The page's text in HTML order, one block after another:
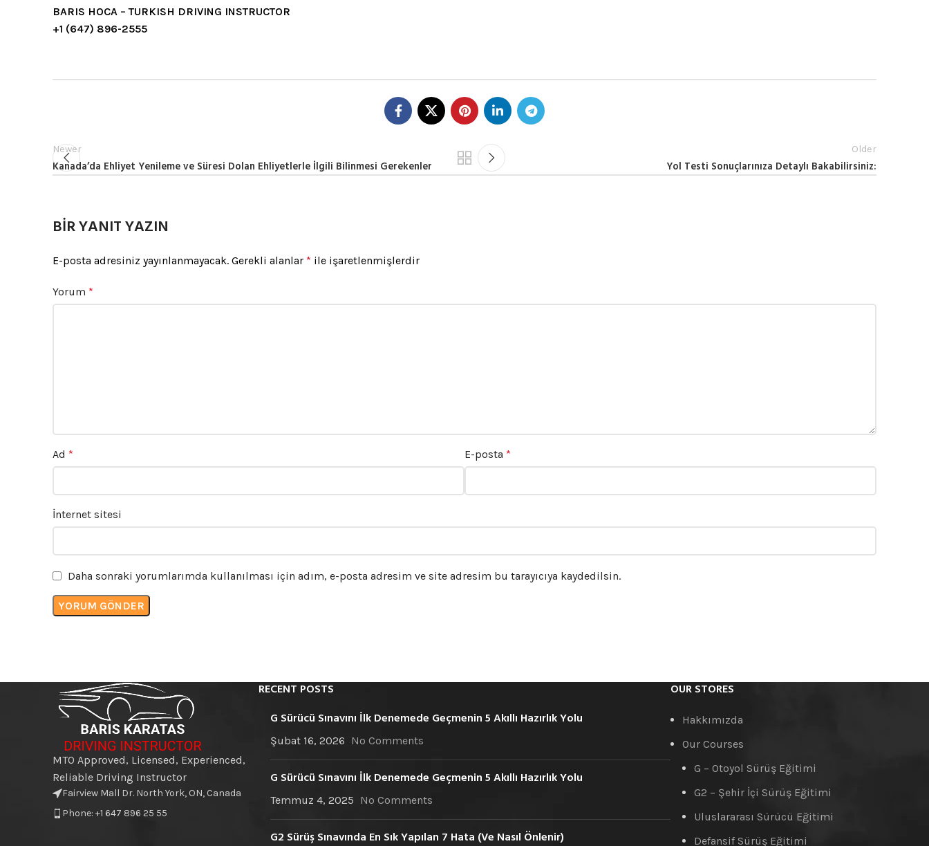
BARIS HOCA – TURKISH DRIVING INSTRUCTOR
+1 (647) 896-2555
Newer
Kanada’da Ehliyet Yenileme ve Süresi Dolan Ehliyetlerle İlgili Bilinmesi Gerekenler
Older
Yol Testi Sonuçlarınıza Detaylı Bakabilirsiniz:
BIR YANIT YAZIN
E-posta adresiniz yayınlanmayacak. Gerekli alanlar * ile işaretlenmişlerdir
Yorum *
Ad * E-posta *
İnternet sitesi
Daha sonraki yorumlarımda kullanılması için adım, e-posta adresim ve site adresim bu tarayıcıya kaydedilsin.
MTO Approved, Licensed, Experienced,
Reliable Driving Instructor
Fairview Mall Dr. North York, ON, Canada
Phone: +1 647 896 25 55
RECENT POSTS
G Sürücü Sınavını İlk Denemede Geçmenin 5 Akıllı Hazırlık Yolu
Şubat 16, 2026 No Comments
G Sürücü Sınavını İlk Denemede Geçmenin 5 Akıllı Hazırlık Yolu
Temmuz 4, 2025 No Comments
G2 Sürüş Sınavında En Sık Yapılan 7 Hata (Ve Nasıl Önlenir)
OUR STORES
Hakkımızda
Our Courses
G – Otoyol Sürüş Eğitimi
G2 – Şehir İçi Sürüş Eğitimi
Uluslararası Sürücü Eğitimi
Defansif Sürüş Eğitimi